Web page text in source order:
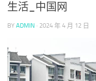
生活_中国网
BY ADMIN · 2024 年 4 月 12 日